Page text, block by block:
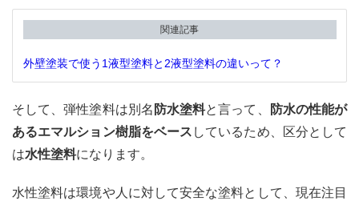
関連記事
外壁塗装で使う1液型塗料と2液型塗料の違いって？
そして、弾性塗料は別名 防水塗料と言って、
防水の性能が
あるエマルション樹脂をベース しているため、区分として
は水性塗料になります。
水性塗料は環境や人に対して安全な塗料として、現在注目